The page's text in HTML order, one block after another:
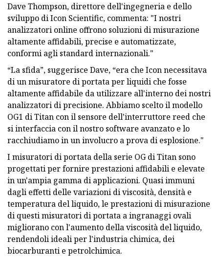
Dave Thompson, direttore dell'ingegneria e dello
sviluppo di Icon Scientific, commenta: "I nostri
analizzatori online offrono soluzioni di misurazione
altamente affidabili, precise e automatizzate,
conformi agli standard internazionali."
“La sfida”, suggerisce Dave, “era che Icon necessitava
di un misuratore di portata per liquidi che fosse
altamente affidabile da utilizzare all'interno dei nostri
analizzatori di precisione. Abbiamo scelto il modello
OG1 di Titan con il sensore dell'interruttore reed che
si interfaccia con il nostro software avanzato e lo
racchiudiamo in un involucro a prova di esplosione."
I misuratori di portata della serie OG di Titan sono
progettati per fornire prestazioni affidabili e elevate
in un'ampia gamma di applicazioni. Quasi immuni
dagli effetti delle variazioni di viscosità, densità e
temperatura del liquido, le prestazioni di misurazione
di questi misuratori di portata a ingranaggi ovali
migliorano con l'aumento della viscosità del liquido,
rendendoli ideali per l'industria chimica, dei
biocarburanti e petrolchimica.